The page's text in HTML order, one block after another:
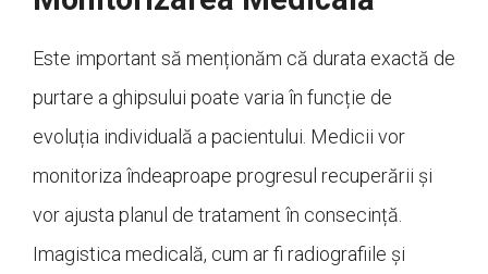
Este important să menționăm că durata exactă de
purtare a ghipsului poate varia în funcție de
evoluția individuală a pacientului. Medicii vor
monitoriza îndeaproape progresul recuperării și
vor ajusta planul de tratament în consecință.
Imagistica medicală, cum ar fi radiografiile și